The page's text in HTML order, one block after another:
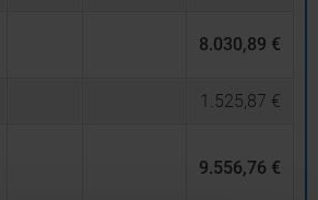
8.030,89 €
1.525,87 €
9.556,76 €